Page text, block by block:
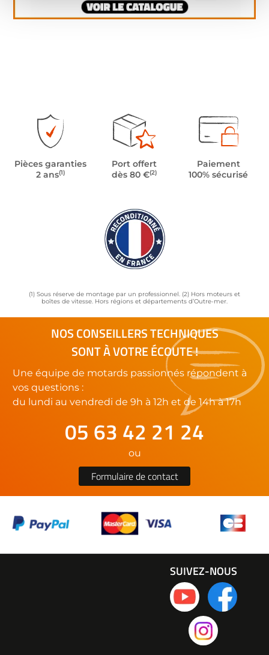
Pièces garanties
2 ans(1)
Port offert
dès 80 €(2)
Paiement
100% sécurisé
(1) Sous réserve de montage par un professionnel. (2) Hors moteurs et
boîtes de vitesse. Hors régions et départements d’Outre-mer.
NOS CONSEILLERS TECHNIQUES
SONT À VOTRE ÉCOUTE !
Une équipe de motards passionnés répondent à
vos questions :
du lundi au vendredi de 9h à 12h et de 14h à 17h
05 63 42 21 24
ou
Formulaire de contact
SUIVEZ-NOUS